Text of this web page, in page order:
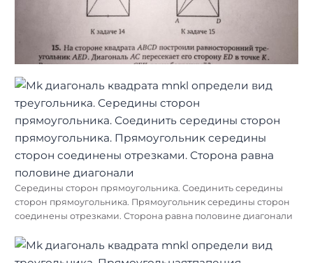
Середины сторон прямоугольника. Соединить середины
сторон прямоугольника. Прямоугольник середины сторон
соединены отрезками. Сторона равна половине диагонали